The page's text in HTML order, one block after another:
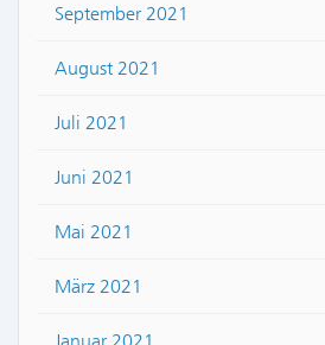
September 2021
August 2021
Juli 2021
Juni 2021
Mai 2021
März 2021